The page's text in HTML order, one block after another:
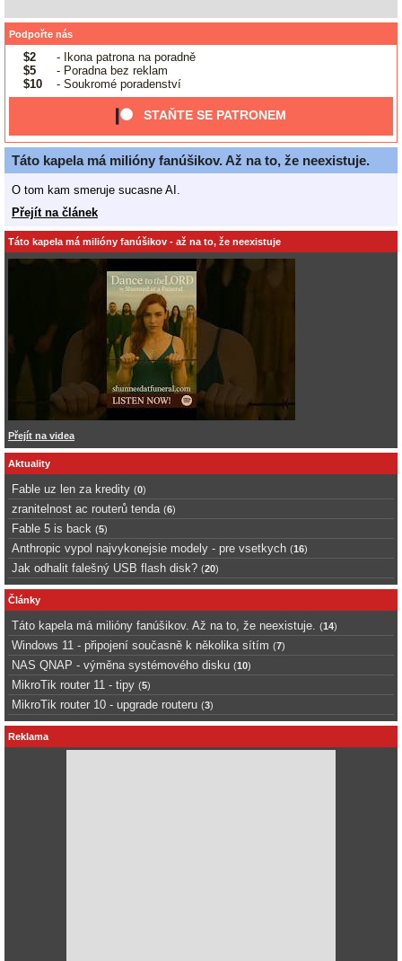
Podpořte nás
$2
- Ikona patrona na poradně
$5
- Poradna bez reklam
$10
- Soukromé poradenství
STAŇTE SE PATRONEM
Táto kapela má milióny fanúšikov. Až na to, že neexistuje.
O tom kam smeruje sucasne AI.
Přejít na článek
Táto kapela má milióny fanúšikov - až na to, že neexistuje
Přejít na videa
Aktuality
Fable uz len za kredity (0)
zranitelnost ac routerů tenda (6)
Fable 5 is back (5)
Anthropic vypol najvykonejsie modely - pre vsetkych (16)
Jak odhalit falešný USB flash disk? (20)
Články
Táto kapela má milióny fanúšikov. Až na to, že neexistuje. (14)
Windows 11 - připojení současně k několika sítím (7)
NAS QNAP - výměna systémového disku (10)
MikroTik router 11 - tipy (5)
MikroTik router 10 - upgrade routeru (3)
Reklama